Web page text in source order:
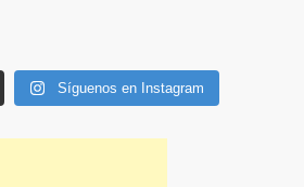
Síguenos en Instagram